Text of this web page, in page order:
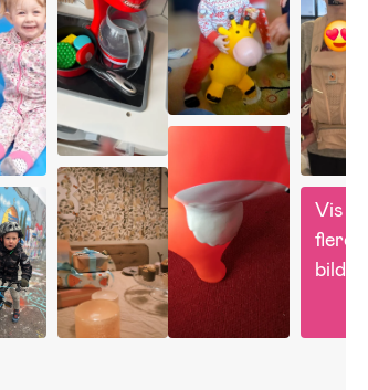
Vis
flere
bilder